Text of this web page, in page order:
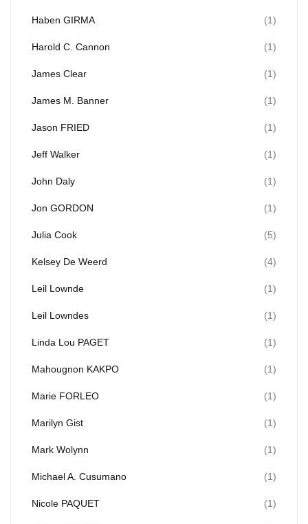
Haben GIRMA (1)
Harold C. Cannon (1)
James Clear (1)
James M. Banner (1)
Jason FRIED (1)
Jeff Walker (1)
John Daly (1)
Jon GORDON (1)
Julia Cook (5)
Kelsey De Weerd (4)
Leil Lownde (1)
Leil Lowndes (1)
Linda Lou PAGET (1)
Mahougnon KAKPO (1)
Marie FORLEO (1)
Marilyn Gist (1)
Mark Wolynn (1)
Michael A. Cusumano (1)
Nicole PAQUET (1)